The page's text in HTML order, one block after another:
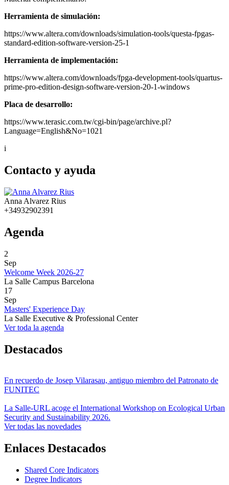
Herramienta de simulación:
https://www.altera.com/downloads/simulation-tools/questa-fpgas-
standard-edition-software-version-25-1
Herramienta de implementación:
https://www.altera.com/downloads/fpga-development-tools/quartus-
prime-pro-edition-design-software-version-20-1-windows
Placa de desarrollo:
https://www.terasic.com.tw/cgi-bin/page/archive.pl?
Language=English&No=1021
i
Contacto y ayuda
Anna Alvarez Rius
+34932902391
Agenda
2
Sep
Welcome Week 2026-27
La Salle Campus Barcelona
17
Sep
Masters' Experience Day
La Salle Executive & Professional Center
Ver toda la agenda
Destacados
En recuerdo de Josep Vilarasau, antiguo miembro del Patronato de
FUNITEC
La Salle-URL acoge el International Workshop on Ecological Urban
Security and Sustainability 2026.
Ver todas las novedades
Enlaces Destacados
Shared Core Indicators
Degree Indicators